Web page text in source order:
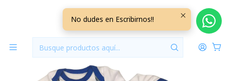
Vestuario 0/3 Meses 0/3 Meses Niño
Ajuar Mickey 5 Piezas 0/3 Meses Azul
No dudes en Escribirnos!!